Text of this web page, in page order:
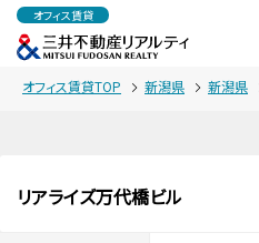
オフィス賃貸
オフィス賃貸TOP 新潟県 新潟県
リアライズ万代橋ビル